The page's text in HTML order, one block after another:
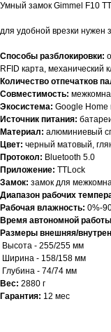
Умный замок Gimmel F10
для удобной врезки нужен
Способы разблокировки:
RFID карта, механический
Количество отпечатков
Совместимость:
Экосистема: Google Home
Источник питания:
Материал: алюминиевый
Цвет: черный матовый,
Протокол: Bluetooth 5.0
Приложение: TTLock
Замок: замок для
Диапазон рабочих
Рабочая влажность: 0%-
Время автономной
Размеры внешняя/
Высота - 255/255 мм
Ширина - 158/158 мм
Глубина - 74/74 мм
Вес: 2880 г
Гарантия: 12 мес